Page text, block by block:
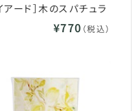
アード］木のスパチュラ
¥770 （税込）